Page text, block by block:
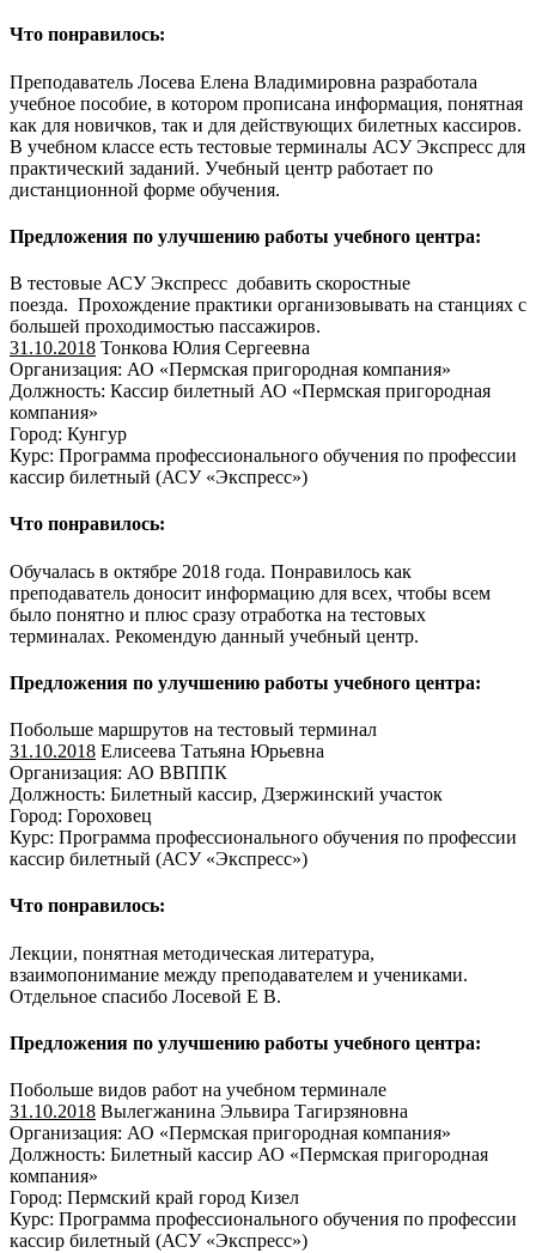
Что понравилось:
Преподаватель Лосева Елена Владимировна разработала
учебное пособие, в котором прописана информация, понятная
как для новичков, так и для действующих билетных кассиров.
В учебном классе есть тестовые терминалы АСУ Экспресс для
практический заданий. Учебный центр работает по
дистанционной форме обучения.
Предложения по улучшению работы учебного центра:
В тестовые АСУ Экспресс добавить скоростные
поезда. Прохождение практики организовывать на станциях с
большей проходимостью пассажиров.
31.10.2018 Тонкова Юлия Сергеевна
Организация: АО «Пермская пригородная компания»
Должность: Кассир билетный АО «Пермская пригородная
компания»
Город: Кунгур
Курс: Программа профессионального обучения по профессии
кассир билетный (АСУ «Экспресс»)
Что понравилось:
Обучалась в октябре 2018 года. Понравилось как
преподаватель доносит информацию для всех, чтобы всем
было понятно и плюс сразу отработка на тестовых
терминалах. Рекомендую данный учебный центр.
Предложения по улучшению работы учебного центра:
Побольше маршрутов на тестовый терминал
31.10.2018 Елисеева Татьяна Юрьевна
Организация: АО ВВППК
Должность: Билетный кассир, Дзержинский участок
Город: Гороховец
Курс: Программа профессионального обучения по профессии
кассир билетный (АСУ «Экспресс»)
Что понравилось:
Лекции, понятная методическая литература,
взаимопонимание между преподавателем и учениками.
Отдельное спасибо Лосевой Е В.
Предложения по улучшению работы учебного центра:
Побольше видов работ на учебном терминале
31.10.2018 Вылегжанина Эльвира Тагирзяновна
Организация: АО «Пермская пригородная компания»
Должность: Билетный кассир АО «Пермская пригородная
компания»
Город: Пермский край город Кизел
Курс: Программа профессионального обучения по профессии
кассир билетный (АСУ «Экспресс»)